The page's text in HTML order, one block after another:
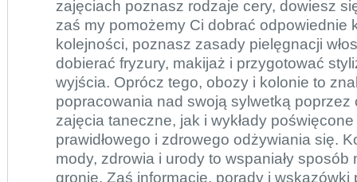
zajęciach poznasz rodzaje cery, dowiesz
zaś my pomożemy Ci dobrać odpowiednie
kolejności, poznasz zasady pielęgnacji
dobierać fryzury, makijaż i przygotować
wyjścia. Oprócz tego, obozy i kolonie to
popracowania nad swoją sylwetką poprzez
zajęcia taneczne, jak i wykłady
prawidłowego i zdrowego odżywiania się.
mody, zdrowia i urody to wspaniały
gronie. Zaś informacje, porady i wskazówki